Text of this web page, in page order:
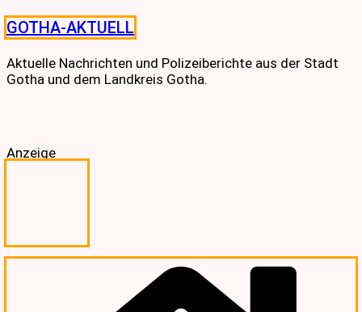
Skip
to
content
GOTHA-AKTUELL
Aktuelle Nachrichten und Polizeiberichte aus der Stadt
Gotha und dem Landkreis Gotha.
Anzeige